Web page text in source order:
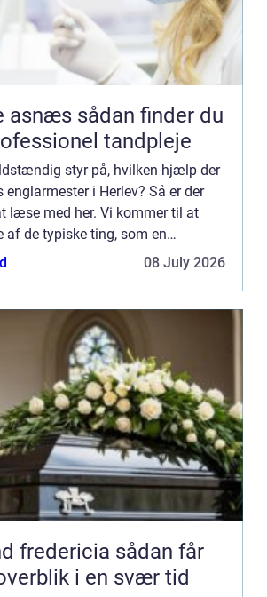
finder du
tandpleje
styr på, hvilken hjælp der
englarmester i Herlev? Så er der
læse med her. Vi kommer til at
af de typiske ting, som en
med – og mon ikke du vil
08 July 2026
sådan får
i en svær tid